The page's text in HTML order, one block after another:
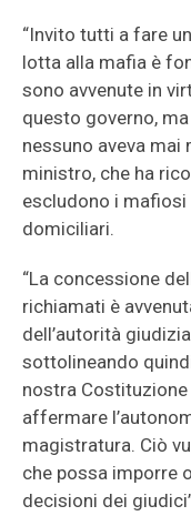
“Invito tutti a fare
lotta alla mafia è
sono avvenute in
questo governo,
nessuno aveva mai
ministro, che ha
escludono i
domiciliari.
“La concessione
richiamati è
dell’autorità
sottolineando
nostra
affermare
magistratura. Ciò
che possa imporre
decisioni dei